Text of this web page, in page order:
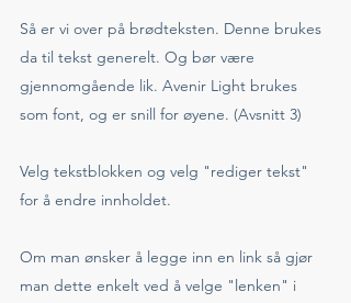
Så er vi over på brødteksten. Denne brukes
da til tekst generelt. Og bør være
gjennomgående lik. Avenir Light brukes
som font, og er snill for øyene. (Avsnitt 3)
Velg tekstblokken og velg "rediger tekst"
for å endre innholdet.
Om man ønsker å legge inn en link så gjør
man dette enkelt ved å velge "lenken" i